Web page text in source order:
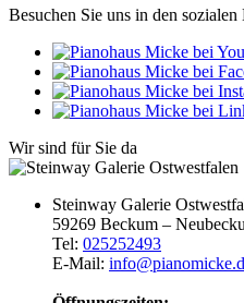
Besuchen Sie uns in den sozialen
Wir sind für Sie da
Steinway Galerie
59269 Beckum –
Tel: 025252493
E-Mail: